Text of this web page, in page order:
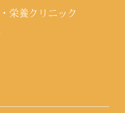
栄養クリニック